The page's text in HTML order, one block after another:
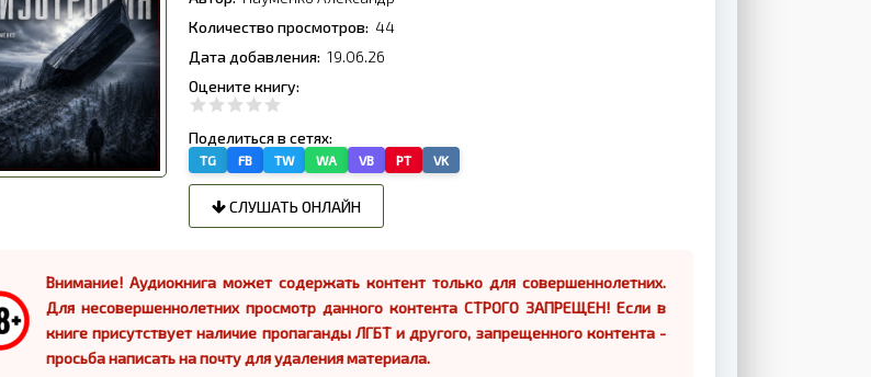
Количество просмотров: 44
Дата добавления: 19.06.26
Оцените книгу:
Поделиться в сетях:
TG FB TW WA VB PT VK
СЛУШАТЬ ОНЛАЙН
Внимание! Аудиокнига может содержать контент только для совершеннолетних.
Для несовершеннолетних просмотр данного контента СТРОГО ЗАПРЕЩЕН! Если в
книге присутствует наличие пропаганды ЛГБТ и другого, запрещенного контента -
просьба написать на почту для удаления материала.